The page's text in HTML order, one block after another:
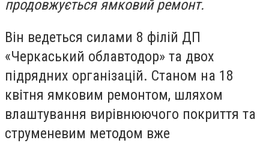
продовжується ямковий ремонт.
Він ведеться силами 8 філій ДП
«Черкаський облавтодор» та двох
підрядних організацій. Станом на 18
квітня ямковим ремонтом, шляхом
влаштування вирівнюючого покриття та
струменевим методом вже